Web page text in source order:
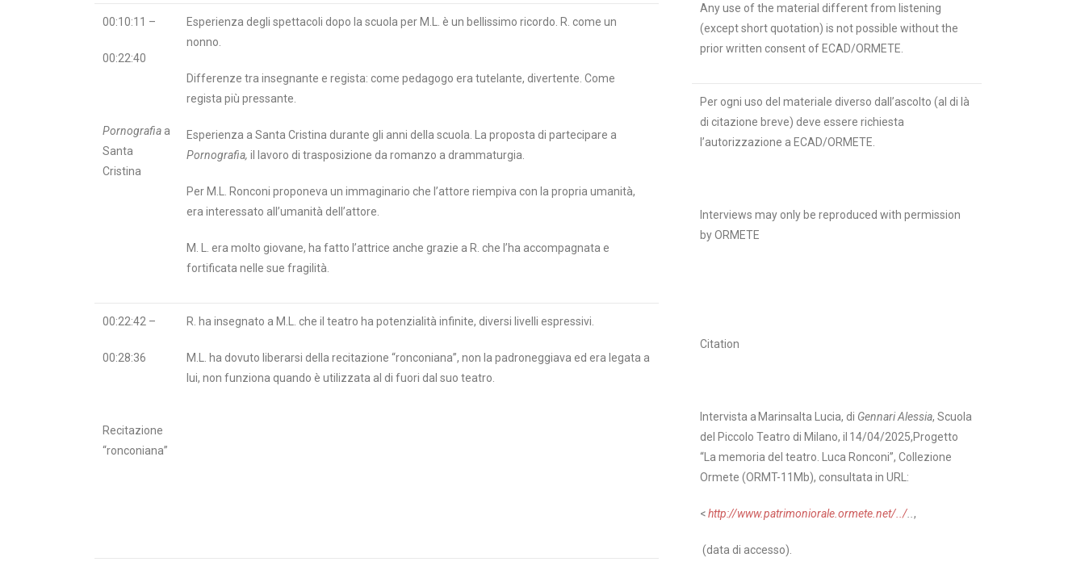
00:10:11 –
00:22:40
Pornografia a
Santa
Cristina
Esperienza degli spettacoli dopo la scuola per M.L. è un bellissimo ricordo. R. come un
nonno.
Differenze tra insegnante e regista: come pedagogo era tutelante, divertente. Come
regista più pressante.
Esperienza a Santa Cristina durante gli anni della scuola. La proposta di partecipare a
Pornografia, il lavoro di trasposizione da romanzo a drammaturgia.
Per M.L. Ronconi proponeva un immaginario che l’attore riempiva con la propria umanità,
era interessato all’umanità dell’attore.
M. L. era molto giovane, ha fatto l’attrice anche grazie a R. che l’ha accompagnata e
fortificata nelle sue fragilità.
00:22:42 –
00:28:36
Recitazione
“ronconiana”
R. ha insegnato a M.L. che il teatro ha potenzialità infinite, diversi livelli espressivi.
M.L. ha dovuto liberarsi della recitazione “ronconiana”, non la padroneggiava ed era legata a
lui, non funziona quando è utilizzata al di fuori dal suo teatro.
Any use of the material different from listening
(except short quotation) is not possible without the
prior written consent of ECAD/ORMETE.
Per ogni uso del materiale diverso dall’ascolto (al di là
di citazione breve) deve essere richiesta
l’autorizzazione a ECAD/ORMETE.
Interviews may only be reproduced with permission
by ORMETE
Citation
Intervista a Marinsalta Lucia, di Gennari Alessia, Scuola
del Piccolo Teatro di Milano, il 14/04/2025,Progetto
“La memoria del teatro. Luca Ronconi”, Collezione
Ormete (ORMT-11Mb), consultata in URL:
<http://www.patrimoniorale.ormete.net/../.. ,
(data di accesso).